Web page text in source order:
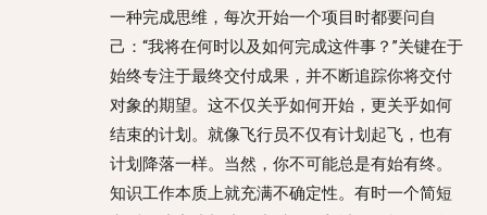
一种完成思维，每次开始一个项目时都要问自
己：“我将在何时以及如何完成这件事？”关键在于
始终专注于最终交付成果，并不断追踪你将交付
对象的期望。这不仅关乎如何开始，更关乎如何
结束的计划。就像飞行员不仅有计划起飞，也有
计划降落一样。当然，你不可能总是有始有终。
知识工作本质上就充满不确定性。有时一个简短